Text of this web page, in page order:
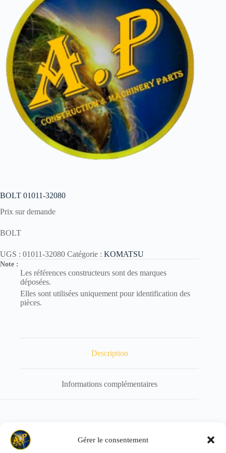
Gérer le consentement
BOLT 01011-32080
Prix sur demande
BOLT
UGS : 01011-32080 Catégorie : KOMATSU
Note :
Les références constructeurs sont des marques
déposées.
Elles sont utilisées uniquement pour identification des
pièces.
Description
Informations complémentaires
Référence de remplacement : 01011-62080